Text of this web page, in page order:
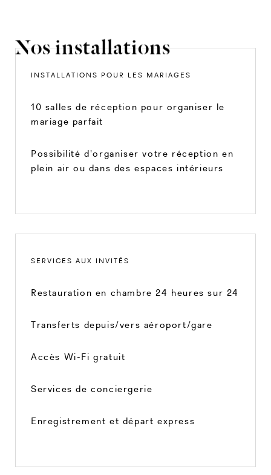
Nos installations
INSTALLATIONS POUR LES MARIAGES
10 salles de réception pour organiser le
mariage parfait
Possibilité d'organiser votre réception en
plein air ou dans des espaces intérieurs
SERVICES AUX INVITÉS
Restauration en chambre 24 heures sur 24
Transferts depuis/vers aéroport/gare
Accès Wi-Fi gratuit
Services de conciergerie
Enregistrement et départ express